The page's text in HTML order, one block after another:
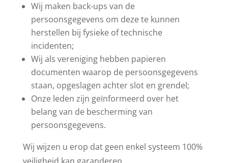
Wij maken back-ups van de
persoonsgegevens om deze te kunnen
herstellen bij fysieke of technische
incidenten;
Wij als vereniging hebben papieren
documenten waarop de persoonsgegevens
staan, opgeslagen achter slot en grendel;
Onze leden zijn geïnformeerd over het
belang van de bescherming van
persoonsgegevens.
Wij wijzen u erop dat geen enkel systeem 100%